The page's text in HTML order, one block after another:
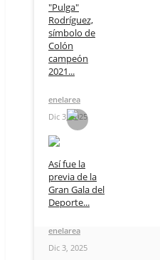
"Pulga"
Rodríguez,
símbolo de
Colón
campeón
2021...
enelarea
Dic 3, 2025
Así fue la
previa de la
Gran Gala del
Deporte...
enelarea
Dic 3, 2025